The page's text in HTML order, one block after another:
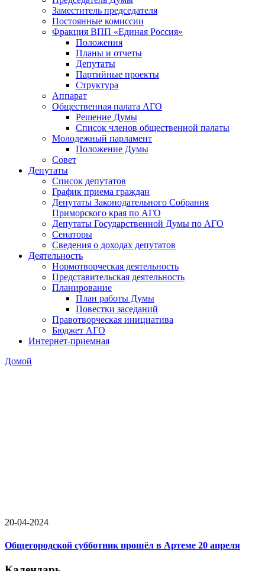
Заместитель председателя
Постоянные комиссии
Фракция ВПП «Единая Россия»
Положения
Планы и отчеты
Депутаты
Партийные проекты
Структура
Аппарат
Общественная палата АГО
Решение Думы
Список членов общественной палаты
Молодежный парламент
Положение Думы
Совет
Депутаты
Список депутатов
График приема граждан
Депутаты Законодательного Собрания
Приморского края по АГО
Депутаты Государственной Думы по АГО
Сенаторы
Сведения о доходах депутатов
Деятельность
Нормотворческая деятельность
Представительская деятельность
Планирование
План работы Думы
Повестки заседаний
Правотворческая инициатива
Бюджет АГО
Интернет-приемная
Домой
20-04-2024
Общегородской субботник прошёл в Артеме 20 апреля